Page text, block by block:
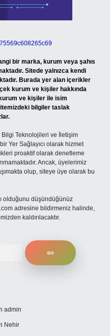
bir marka, kurum veya şahıs
Sitede yalnızca kendi
Burada yer alan içerikler
kurum ve kişiler hakkında
ve kişiler ile isim
bilgiler taslak
Bilgi Teknolojileri ve İletişim
Yer Sağlayıcı olarak hizmet
proaktif olarak denetleme
Ancak, üyelerimiz
olup, siteye üye olarak bu
olduğunu düşündüğünüz
adresine bildirmeniz halinde,
kaldırılacaktır.
admin
Nehir